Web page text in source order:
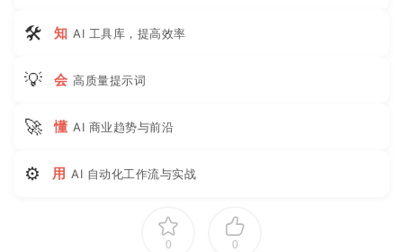
🛠 知 AI 工具库，提高效率
💡 会 高质量提示词
🚀 懂 AI 商业趋势与前沿
⚙ 用 AI 自动化工作流与实战
0 0